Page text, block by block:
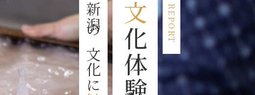
REPORT
文
体
験
レ
ポ
ー
新潟の文化に